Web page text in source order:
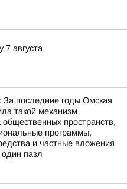
7 августа
последние годы Омская
такой механизм
общественных пространств,
программы,
и частные вложения
пазл